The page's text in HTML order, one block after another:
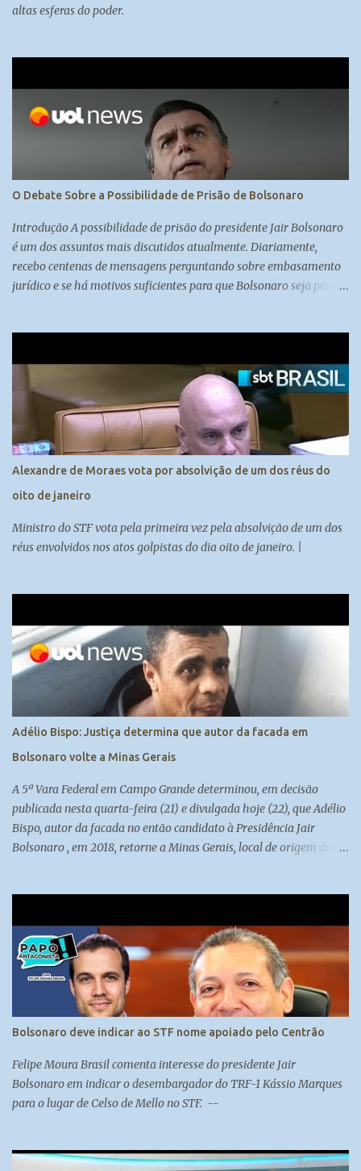
altas esferas do poder.
O Debate Sobre a Possibilidade de Prisão de Bolsonaro
Introdução A possibilidade de prisão do presidente Jair Bolsonaro
é um dos assuntos mais discutidos atualmente. Diariamente,
recebo centenas de mensagens perguntando sobre embasamento
jurídico e se há motivos suficientes para que Bolsonaro seja preso.
não. A Decisão do Supremo Tribunal Federal O direito,
diferentemente da matemática, comporta duas respostas: sim ou
não. O STF, como uma corte política, pondera prós e contras antes
de tomar uma decisão de impacto como essa. Embora existam
motivos para prender Bolsonaro, os ministros consideram que não
há clima para ordenar sua prisão no momento. Prender Bolsonaro
poderia causar comoção na sociedade, o que vai contra a
manutenção da ordem pública. Os ...
Alexandre de Moraes vota por absolvição de um dos réus do
oito de janeiro
Ministro do STF vota pela primeira vez pela absolvição de um dos
réus envolvidos nos atos golpistas do dia oito de janeiro. |
Adélio Bispo: Justiça determina que autor da facada em
Bolsonaro volte a Minas Gerais
A 5ª Vara Federal em Campo Grande determinou, em decisão
publicada nesta quarta-feira (21) e divulgada hoje (22), que Adélio
Bispo, autor da facada no então candidato à Presidência Jair
Bolsonaro , em 2018, retorne a Minas Gerais, local de origem do
Bolsonaro deve indicar ao STF nome apoiado pelo Centrão
Felipe Moura Brasil comenta interesse do presidente Jair
Bolsonaro em indicar o desembargador do TRF-1 Kássio Marques
para o lugar de Celso de Mello no STF. --